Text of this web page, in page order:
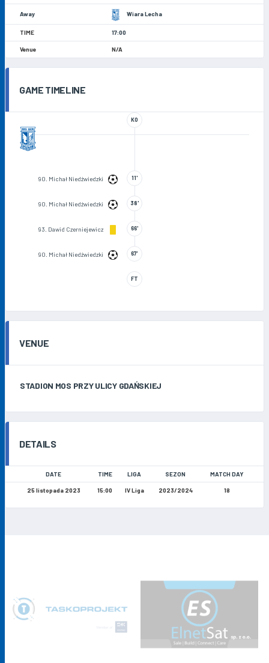
Wiara Lecha
17:00
N/A
GAME TIMELINE
KO
90. Michał Niedźwiedzki 11'
90. Michał Niedźwiedzki 38'
93. Dawid Czerniejewicz 66'
90. Michał Niedźwiedzki 67'
FT
VENUE
STADION MOS PRZY ULICY GDAŃSKIEJ
DETAILS
DATE TIME LIGA SEZON MATCH DAY
25 listopada 2023 15:00 IV Liga 2023/2024 18